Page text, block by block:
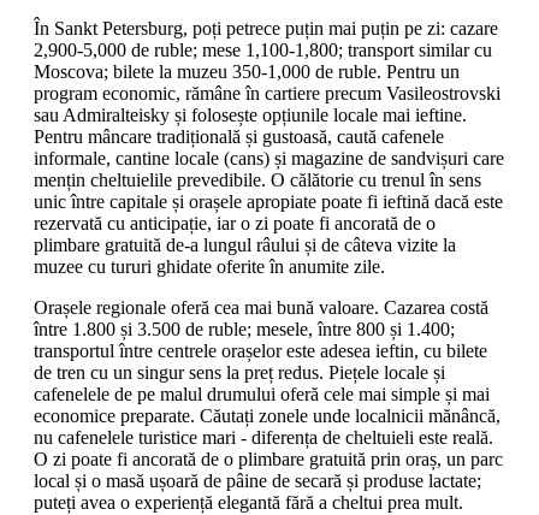
În Sankt Petersburg, poți petrece puțin mai puțin pe zi: cazare
2,900-5,000 de ruble; mese 1,100-1,800; transport similar cu
Moscova; bilete la muzeu 350-1,000 de ruble. Pentru un
program economic, rămâne în cartiere precum Vasileostrovski
sau Admiralteisky și folosește opțiunile locale mai ieftine.
Pentru mâncare tradițională și gustoasă, caută cafenele
informale, cantine locale (cans) și magazine de sandvișuri care
mențin cheltuielile prevedibile. O călătorie cu trenul în sens
unic între capitale și orașele apropiate poate fi ieftină dacă este
rezervată cu anticipație, iar o zi poate fi ancorată de o
plimbare gratuită de-a lungul râului și de câteva vizite la
muzee cu tururi ghidate oferite în anumite zile.
Orașele regionale oferă cea mai bună valoare. Cazarea costă
între 1.800 și 3.500 de ruble; mesele, între 800 și 1.400;
transportul între centrele orașelor este adesea ieftin, cu bilete
de tren cu un singur sens la preț redus. Piețele locale și
cafenelele de pe malul drumului oferă cele mai simple și mai
economice preparate. Căutați zonele unde localnicii mănâncă,
nu cafenelele turistice mari - diferența de cheltuieli este reală.
O zi poate fi ancorată de o plimbare gratuită prin oraș, un parc
local și o masă ușoară de pâine de secară și produse lactate;
puteți avea o experiență elegantă fără a cheltui prea mult.